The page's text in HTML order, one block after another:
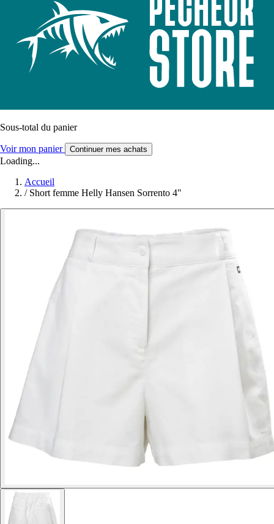
Sous-total du panier
Voir mon panier Continuer mes achats
Loading...
Accueil
/ Short femme Helly Hansen Sorrento 4"